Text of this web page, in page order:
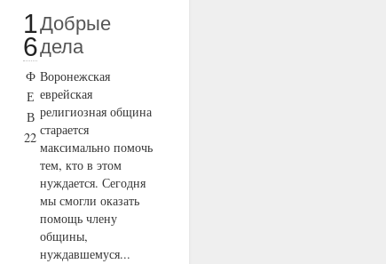
1
6
Ф
Е
В
22
Добрые
дела
Воронежская
еврейская
религиозная община
старается
максимально помочь
тем, кто в этом
нуждается. Сегодня
мы смогли оказать
помощь члену
общины,
нуждавшемуся...